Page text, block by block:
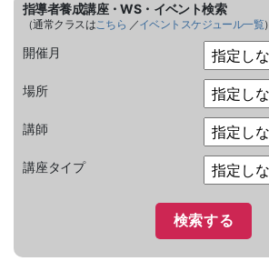
指導者養成講座・WS・イベント検索
（通常クラスはこちら ／イベントスケジュール一覧）
開催月
場所
講師
講座タイプ